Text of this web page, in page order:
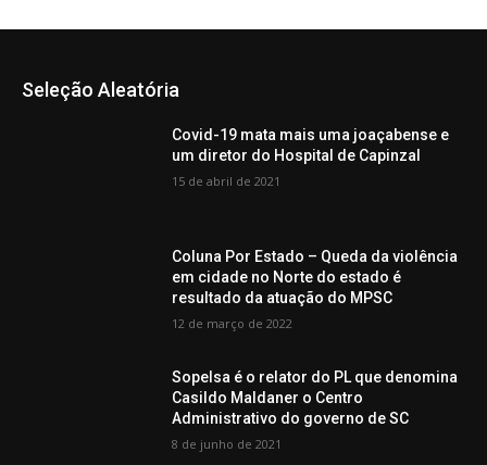
Seleção Aleatória
Covid-19 mata mais uma joaçabense e
um diretor do Hospital de Capinzal
15 de abril de 2021
Coluna Por Estado – Queda da violência
em cidade no Norte do estado é
resultado da atuação do MPSC
12 de março de 2022
Sopelsa é o relator do PL que denomina
Casildo Maldaner o Centro
Administrativo do governo de SC
8 de junho de 2021